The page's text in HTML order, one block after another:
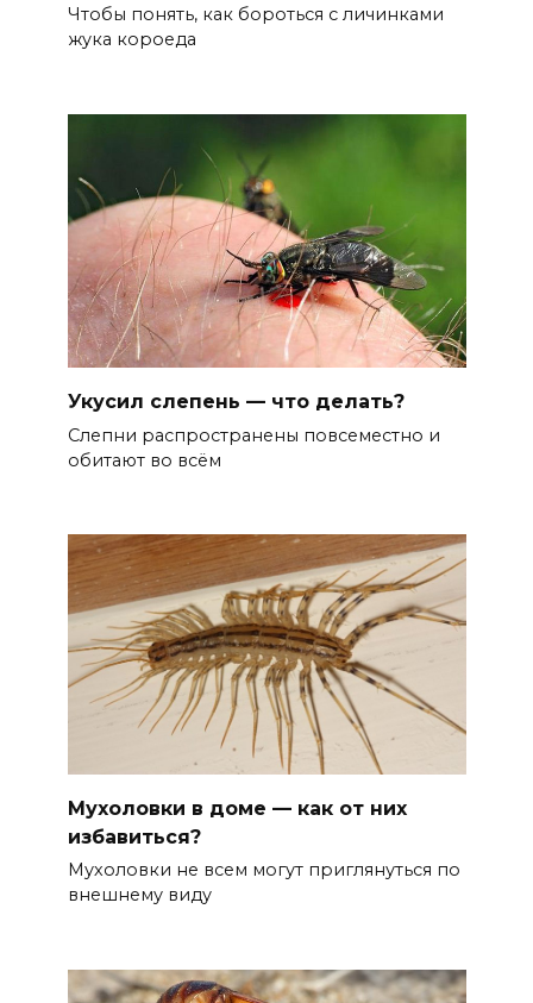
Чтобы понять, как бороться с личинками
жука короеда
Укусил слепень — что делать?
Слепни распространены повсеместно и
обитают во всём
Мухоловки в доме — как от них
избавиться?
Мухоловки не всем могут приглянуться по
внешнему виду